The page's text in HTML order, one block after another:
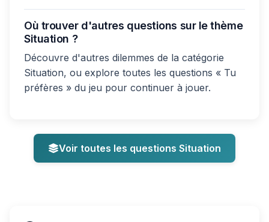
Où trouver d'autres questions sur le thème
Situation ?
Découvre d'autres dilemmes de la catégorie
Situation, ou explore toutes les questions « Tu
préfères » du jeu pour continuer à jouer.
Voir toutes les questions Situation